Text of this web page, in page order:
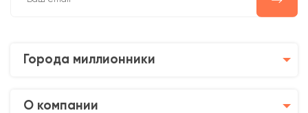
Города миллионники
О компании